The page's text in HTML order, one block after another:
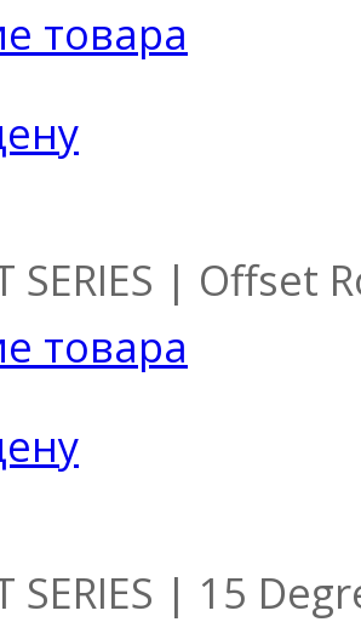
товара
SERIES |
товара
SERIES | 15